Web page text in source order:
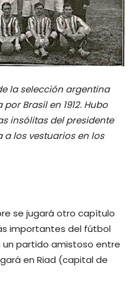
la selección argentina
Brasil en 1912. Hubo
insólitas del presidente
a los vestuarios en los
se jugará otro capítulo
importantes del fútbol
un partido amistoso entre
en Riad (capital de